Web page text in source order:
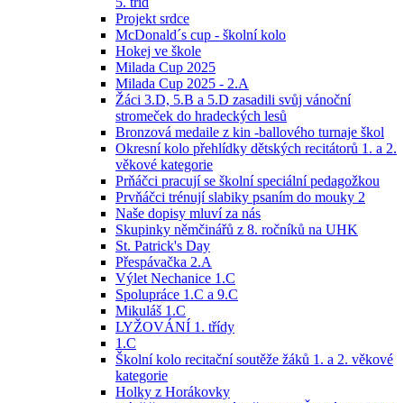
Projekt srdce
McDonald´s cup - školní kolo
Hokej ve škole
Milada Cup 2025
Milada Cup 2025 - 2.A
Žáci 3.D, 5.B a 5.D zasadili svůj vánoční
stromeček do hradeckých lesů
Bronzová medaile z kin -ballového turnaje škol
Okresní kolo přehlídky dětských recitátorů 1. a 2.
věkové kategorie
Prňáčci pracují se školní speciální pedagožkou
Prvňáčci trénují slabiky psaním do mouky 2
Naše dopisy mluví za nás
Skupinky němčinářů z 8. ročníků na UHK
St. Patrick's Day
Přespávačka 2.A
Výlet Nechanice 1.C
Spolupráce 1.C a 9.C
Mikuláš 1.C
LYŽOVÁNÍ 1. třídy
1.C
Školní kolo recitační soutěže žáků 1. a 2. věkové
kategorie
Holky z Horákovky